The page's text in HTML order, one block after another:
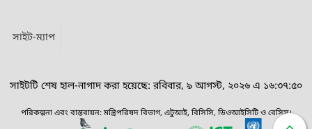
সাইট-ম্যাপ
সাইটটি শেষ হাল-নাগাদ করা হয়েছে: রবিবার, ৯ আগস্ট, ২০২৬ এ ১৬:৩৭:৫০
পরিকল্পনা এবং বাস্তবায়ন: মন্ত্রিপরিষদ বিভাগ, এটুআই, বিসিসি, ডিওআইসিটি ও বেসিস।